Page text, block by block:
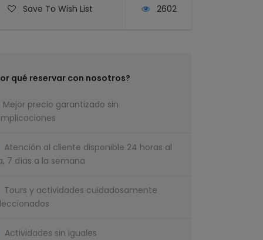
Save To Wish List 2602
qué reservar con nosotros?
Mejor precio garantizado sin
Atención al cliente disponible 24 horas al
7 días a la semana
Tours y actividades cuidadosamente
Actividades sin iguales